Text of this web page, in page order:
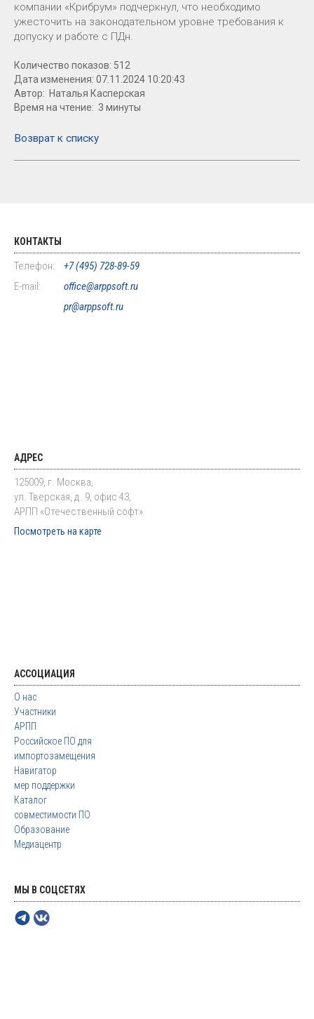
компании «Крибрум» подчеркнул, что необходимо
ужесточить на законодательном уровне требования к
допуску и работе с ПДн.
Количество показов: 512
Дата изменения: 07.11.2024 10:20:43
Автор: Наталья Касперская
Время на чтение: 3 минуты
Возврат к списку
КОНТАКТЫ
Телефон:
+7 (495) 728-89-59
E-mail:
office@arppsoft.ru
pr@arppsoft.ru
АДРЕС
125009, г. Москва,
ул. Тверская, д. 9, офис 43,
АРПП «Отечественный софт»
Посмотреть на карте
АССОЦИАЦИЯ
О нас
Участники
АРПП
Российское ПО для
импортозамещения
Навигатор
мер поддержки
Каталог
совместимости ПО
Образование
Медиацентр
МЫ В СОЦСЕТЯХ